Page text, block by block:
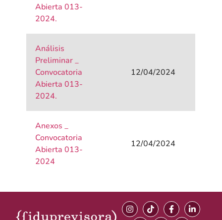
Abierta 013-
2024.
Análisis
Preliminar _
Convocatoria
Abierta 013-
2024.
12/04/2024
Anexos _
Convocatoria
Abierta 013-
2024
12/04/2024